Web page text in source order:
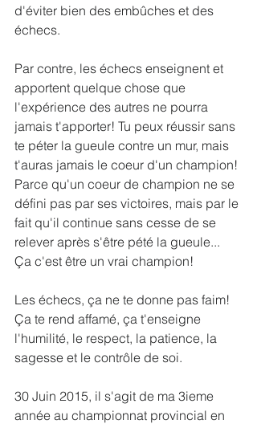
d'éviter bien des embûches et des
échecs.
Par contre, les échecs enseignent et
apportent quelque chose que
l'expérience des autres ne pourra
jamais t'apporter! Tu peux réussir sans
te péter la gueule contre un mur, mais
t'auras jamais le coeur d'un champion!
Parce qu'un coeur de champion ne se
défini pas par ses victoires, mais par le
fait qu'il continue sans cesse de se
relever après s'être pété la gueule...
Ça c'est être un vrai champion!
Les échecs, ça ne te donne pas faim!
Ça te rend affamé, ça t'enseigne
l'humilité, le respect, la patience, la
sagesse et le contrôle de soi.
30 Juin 2015, il s'agit de ma 3ieme
année au championnat provincial en